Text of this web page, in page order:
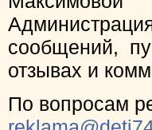
сообщений,
отзывах и
По вопросам